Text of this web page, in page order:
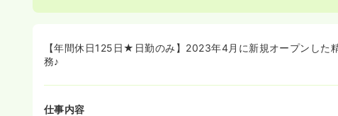
【年間休日125日★日勤のみ】2023年4月に新規オープンした
務♪
仕事内容